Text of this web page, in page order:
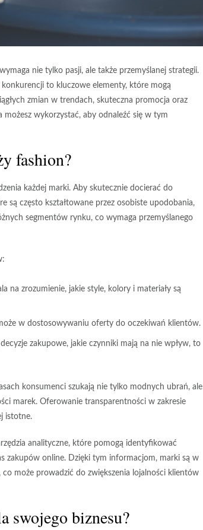
nie tylko pasji, ale także przemyślanej strategii.
to kluczowe elementy, które mogą
zmian w trendach, skuteczna promocja oraz
możesz wykorzystać, aby odnaleźć się w tym
fashion?
każdej marki. Aby skutecznie docierać do
są często kształtowane przez osobiste upodobania,
segmentów rynku, co wymaga przemyślanego
na zrozumienie, jakie style, kolory i materiały są
w dostosowywaniu oferty do oczekiwań klientów.
zakupowe, jakie czynniki mają na nie wpływ, to
konsumenci szukają nie tylko modnych ubrań, ale
marek. Oferowanie transparentności w zakresie
istotne.
analityczne, które pomogą identyfikować
zakupów online. Dzięki tym informacjom, marki są w
może prowadzić do zwiększenia lojalności klientów
swojego biznesu?